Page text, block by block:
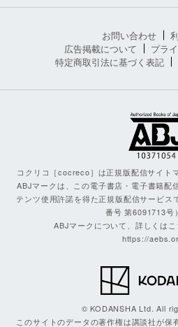
お問い合わせ
広告掲載について
プラ
特定商取引法に基づく表記
コクリコ［cocreco］は正規版配信サイト
ABJマークは、この電子書店・電子書籍配
テンツ使用許諾を得た正規版配信サービス
番号 第6091713号
ABJマークについて、詳しくはこ
https://
© KODANSHA Ltd. All
このサイトのデータの著作権は講談社が保